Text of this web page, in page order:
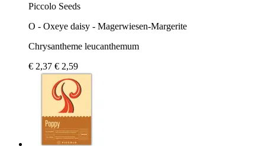
Piccolo Seeds
O - Oxeye daisy - Magerwiesen-Margerite
Chrysantheme leucanthemum
€ 2,37 € 2,59